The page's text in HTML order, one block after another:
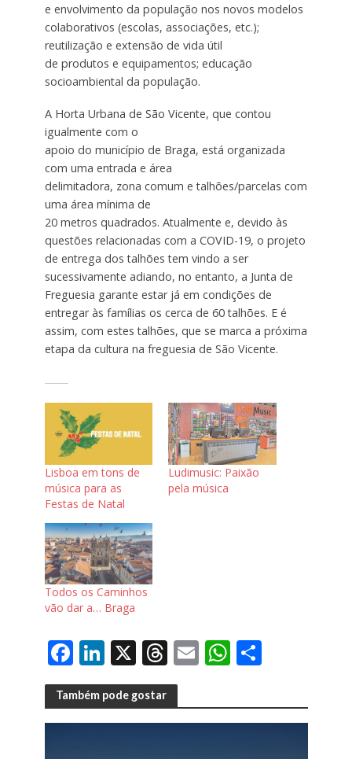
e envolvimento da população nos novos modelos
colaborativos (escolas, associações, etc.);
reutilização e extensão de vida útil
de produtos e equipamentos; educação
socioambiental da população.
A Horta Urbana de São Vicente, que contou
igualmente com o
apoio do município de Braga, está organizada
com uma entrada e área
delimitadora, zona comum e talhões/parcelas com
uma área mínima de
20 metros quadrados. Atualmente e, devido às
questões relacionadas com a COVID-19, o projeto
de entrega dos talhões tem vindo a ser
sucessivamente adiando, no entanto, a Junta de
Freguesia garante estar já em condições de
entregar às famílias os cerca de 60 talhões. E é
assim, com estes talhões, que se marca a próxima
etapa da cultura na freguesia de São Vicente.
Lisboa em tons de
música para as
Festas de Natal
Ludimusic: Paixão
pela música
Todos os Caminhos
vão dar a… Braga
F
ac
e
b
Li
n
k
e
X T
h
re
a
E
ai
l
W
at
s
S
ar
e
Também pode gostar